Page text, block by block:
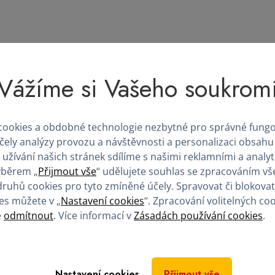
imunoglobuliny, tedy
protilátky, které pomáhají lidem
nich nedokážou bránit ani běžným infekcím. Dalším
lidem s hemofilií. Z plazmy se také získává například
těžkých operací.
plazmy smysl?
plazmy je skutečný dárce. A také skutečný pacient,
bez strachu, bez neustálých hospitalizací.
plazmy totiž často potřebují lidé dlouhodobě. Není to
Právě proto je pravidelné darování tak důležité.
si Vašeho
a obdobné technologie nezbytné pro správné
analýzy provozu a návštěvnosti a personalizaci
našich stránek sdílíme s našimi reklamními a
„Přijmout vše“ udělujete souhlas se zpracováním
cookies pro tyto zmíněné účely. Spravovat či
můžete v „Nastavení cookies“. Zpracování volitelných
odmítnout. Více informací vZásadách používání cookies.